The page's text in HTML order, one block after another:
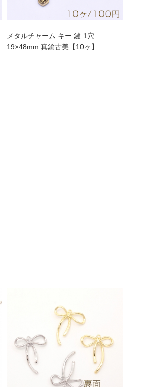
メタルチャーム キー 鍵 1穴
19×48mm 真鍮古美【10ヶ】